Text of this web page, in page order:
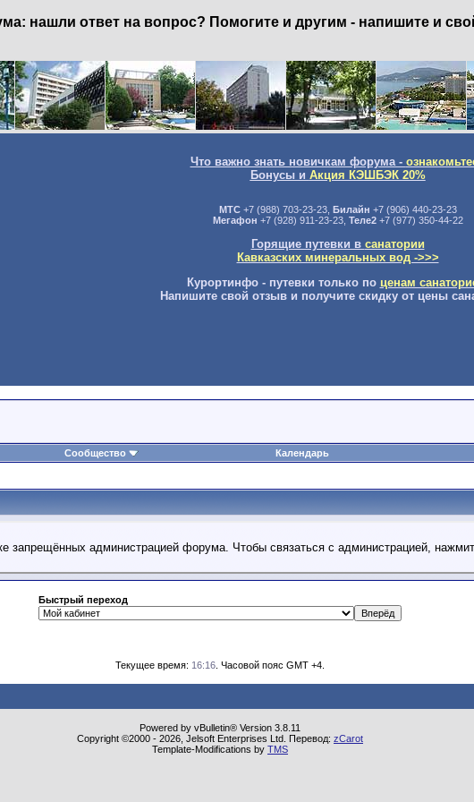
нашли ответ на вопрос? Помогите и другим - напишите и
Что важно знать новичкам форума -
Бонусы и Акция КЭШБЭК 20%
МТС+7 (988) 703-23-23, Билайн +7 (906) 440-23-23
Мегафон +7 (928) 911-23-23, Теле2+7 (977) 350-44-22
Горящие путевки в санатории
Кавказских минеральных вод ->>>
Курортинфо - путевки только по ценам
Напишите свой отзыв и получите скидку от цены
Сообщество Календарь
запрещённых администрацией форума. Чтобы связаться с администрацией,
Быстрый переход
Текущее время: 16:16 . Часовой пояс GMT +4.
Powered by vBulletin® Version 3.8.11
Copyright ©2000 - 2026, Jelsoft Enterprises Ltd. Перевод: zCarot
Template-Modifications by TMS